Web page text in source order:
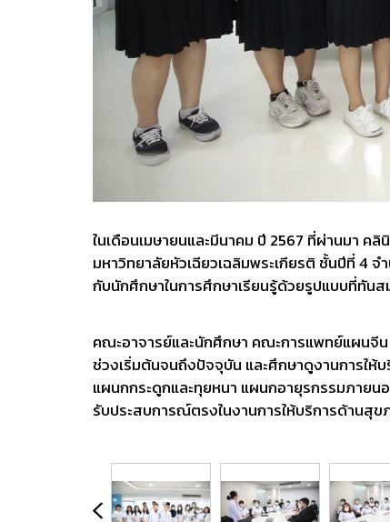
ในเดือนเมษายนและมีนาคม ปี 2567 ที่ผ่านมา
มหาวิทยาลัยหัวเฉียวเฉลิมพระเกียรติ ชั้นปีที่ 4
กับนักศึกษาในการศึกษาเรียนรู้ด้วยรูปแบบที่ทันส
คณะอาจารย์และนักศึกษา คณะการแพทย์แผนจีน
ช่วงเริ่มต้นจนถึงปัจจุบัน และศึกษาดูงานการใ
แผนกกระดูกและทุยหนา แผนกอายุรกรรมภาย
รับประสบการณ์ตรงในงานการให้บริการด้านสุ